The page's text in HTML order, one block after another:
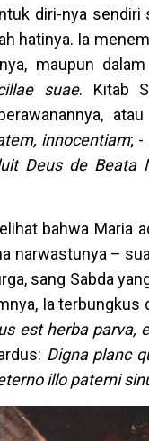
diri-nya sendiri
hatinya. Ia
maupun
suae. Kitab
innocentiam; -
Deus de Beata
bahwa Maria
narwastunya –
sang Sabda
Ia
est herba parva,
Digna planc
illo paterni